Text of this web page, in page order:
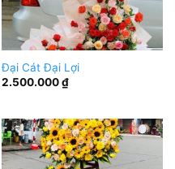
Đại Cát Đại Lợi
2.500.000₫